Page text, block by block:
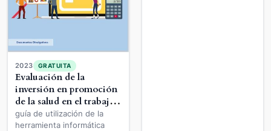
2023 GRATUITA
Evaluación de la
inversión en promoción
de la salud en el trabajo
(PST)
guía de utilización de la
herramienta informática